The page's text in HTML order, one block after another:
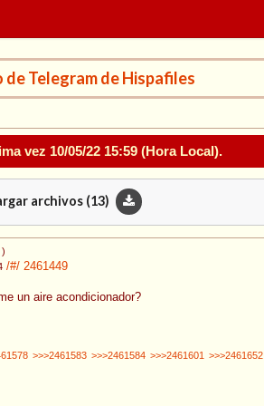
Telegram de Hispafiles
vez 10/05/22 15:59 (Hora Local).
archivos (13)
)
/#/ 2461449
un aire acondicionador?
>>>2461583 >>>2461584 >>>2461601 >>>2461652